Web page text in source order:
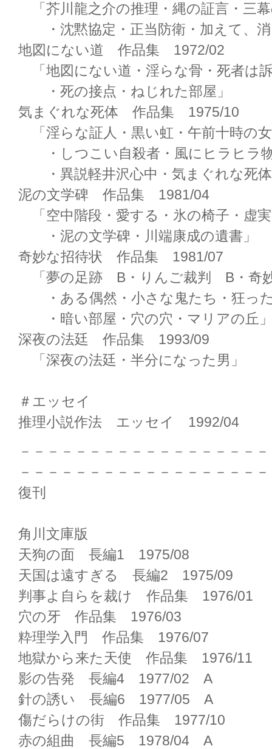
「芥川龍之介の推理・縄の証言・三
・沈黙協定・正当防衛・加えて、
地図にない道 作品集 1972/02
「地図にない道・淫らな骨・死者は
・死の接点・ねじれた部屋」
気まぐれな死体 作品集 1975/10
「淫らな証人・黒い虹・午前十時の
・しつこい自殺者・風にヒラヒラ
・異説軽井沢心中・気まぐれな死
泥の文学碑 作品集 1981/04
「空中階段・愛する・氷の椅子・虚
・泥の文学碑・川端康成の遺書」
奇妙な招待状 作品集 1981/07
「夢の足跡 B・りんご裁判 B・奇
・ある偶然・小さな鬼たち・狂っ
・暗い部屋・穴の穴・マリアの丘
深夜の法廷 作品集 1993/09
「深夜の法廷・半分になった男」
＃エッセイ
推理小説作法 エッセイ 1992/04
－－－－－－－－－－－－－－－－－－
－－－－－－－－－－－－－－－－－－
復刊
角川文庫版
天狗の面 長編1 1975/08
天国は遠すぎる 長編2 1975/09
判事よ自らを裁け 作品集 1976/01
穴の牙 作品集 1976/03
粋理学入門 作品集 1976/07
地獄から来た天使 作品集 1976/11
影の告発 長編4 1977/02 A
針の誘い 長編6 1977/05 A
傷だらけの街 作品集 1977/10
赤の組曲 長編5 1978/04 A